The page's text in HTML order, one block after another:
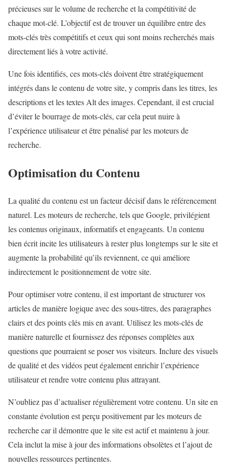
précieuses sur le volume de recherche et la compétitivité de
chaque mot-clé. L’objectif est de trouver un équilibre entre des
mots-clés très compétitifs et ceux qui sont moins recherchés mais
directement liés à votre activité.
Une fois identifiés, ces mots-clés doivent être stratégiquement
intégrés dans le contenu de votre site, y compris dans les titres, les
descriptions et les textes Alt des images. Cependant, il est crucial
d’éviter le bourrage de mots-clés, car cela peut nuire à
l’expérience utilisateur et être pénalisé par les moteurs de
recherche.
Optimisation du Contenu
La qualité du contenu est un facteur décisif dans le référencement
naturel. Les moteurs de recherche, tels que Google, privilégient
les contenus originaux, informatifs et engageants. Un contenu
bien écrit incite les utilisateurs à rester plus longtemps sur le site et
augmente la probabilité qu’ils reviennent, ce qui améliore
indirectement le positionnement de votre site.
Pour optimiser votre contenu, il est important de structurer vos
articles de manière logique avec des sous-titres, des paragraphes
clairs et des points clés mis en avant. Utilisez les mots-clés de
manière naturelle et fournissez des réponses complètes aux
questions que pourraient se poser vos visiteurs. Inclure des visuels
de qualité et des vidéos peut également enrichir l’expérience
utilisateur et rendre votre contenu plus attrayant.
N’oubliez pas d’actualiser régulièrement votre contenu. Un site en
constante évolution est perçu positivement par les moteurs de
recherche car il démontre que le site est actif et maintenu à jour.
Cela inclut la mise à jour des informations obsolètes et l’ajout de
nouvelles ressources pertinentes.